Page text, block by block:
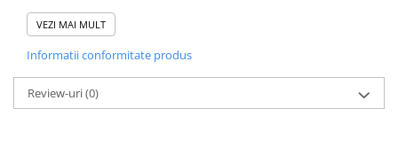
Constituenţi analitici:
cenușă brută 5,8g, fibra bruta 2%, calciu 1,02 g, fosfor 1 g,
Aditivi (per kg) furaje:acizi grași omega-3 5,26 g, EPA / DHA 0,98
g,acizi grași omega-6 34,97 g
Aditivi:vitamine
: vitamina A 22.500 UI,
vitamina D3 200 UI, vitamina E 500, vitamina C 300, vitamina B6
VEZI MAI MULT
Informatii conformitate produs
Review-uri(0)